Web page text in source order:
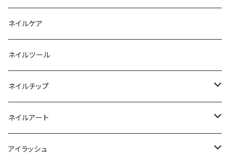
ファンクションジェル
カラージェル
ベーシックカラージェル
マグネットジェル
アクリルブラシ
マグネット
その他
リムーバー
クリーナー
アセトン
エタノール
ネイルケア
ネイルツール
ネイルチップ
ノーマルチップ
ソフトジェルチップ
ネイルアート
パール
アイラッシュ